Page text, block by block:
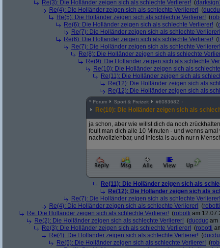
Re(3): Die Holländer zeigen sich als schlechte Verlierer! (
Re(4): Die Holländer zeigen sich als schlechte Verlierer! (
Re(5): Die Holländer zeigen sich als schlechte Verlierer! (
Re(6): Die Holländer zeigen sich als schlechte Verlierer! (
Re(7): Die Holländer zeigen sich als schlechte Verlierer!
Re(6): Die Holländer zeigen sich als schlechte Verlierer! (
Re(7): Die Holländer zeigen sich als schlechte Verlierer!
Re(8): Die Holländer zeigen sich als schlechte
Re(9): Die Holländer zeigen sich als schlechte
Re(10): Die Holländer zeigen sich als
Re(11): Die Holländer zeigen sich als
Re(12): Die Holländer zeigen sich als
Re(12): Die Holländer zeigen sich als
^ Forum Sport & Freizeit #6083682
Re(10): Die Holländer zeigen sich als
ja schon, aber wie willst dich da noch
foult man dich alle 10 Minuten - und wenns
nachvollziehbar, und Iniesta is auch nur n
Re(11): Die Holländer zeigen sich als
Re(12): Die Holländer zeigen sich als
Re(7): Die Holländer zeigen sich als schlechte Verlierer!
Re(4): Die Holländer zeigen sich als schlechte Verlierer! (robotti
Re: Die Holländer zeigen sich als schlechte Verlierer! (robotti am
Re(2): Die Holländer zeigen sich als schlechte Verlierer! (ducduc am
Re(3): Die Holländer zeigen sich als schlechte Verlierer! (robotti
Re(4): Die Holländer zeigen sich als schlechte Verlierer! (
Re(5): Die Holländer zeigen sich als schlechte Verlierer! (